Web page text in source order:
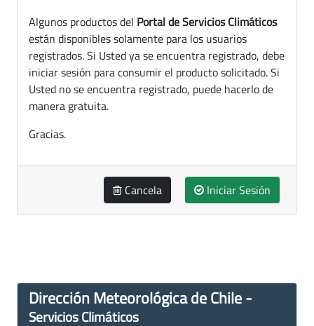
Algunos productos del Portal de Servicios Climáticos
están disponibles solamente para los usuarios
registrados. Si Usted ya se encuentra registrado, debe
iniciar sesión para consumir el producto solicitado. Si
Usted no se encuentra registrado, puede hacerlo de
manera gratuita.
Gracias.
Cancela Iniciar Sesión
Dirección Meteorológica de Chile -
Servicios Climáticos